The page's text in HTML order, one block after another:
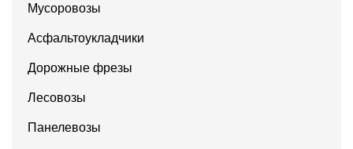
Мусоровозы
Асфальтоукладчики
Дорожные фрезы
Лесовозы
Панелевозы